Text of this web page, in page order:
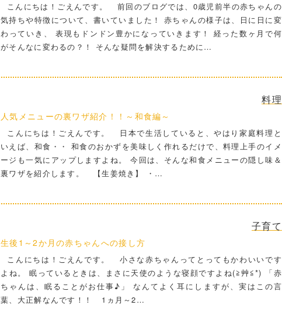
こんにちは！ごえんです。 前回のブログでは、0歳児前半の赤ちゃんの
気持ちや特徴について、書いていました！ 赤ちゃんの様子は、日に日に変
わっていき、 表現もドンドン豊かになっていきます！ 経った数ヶ月で何
がそんなに変わるの？！ そんな疑問を解決するために…
料理
人気メニューの裏ワザ紹介！！～和食編～
こんにちは！ごえんです。 日本で生活していると、やはり家庭料理と
いえば、和食・・ 和食のおかずを美味しく作れるだけで、料理上手のイメ
ージも一気にアップしますよね。 今回は、そんな和食メニューの隠し味＆
裏ワザを紹介します。 【生姜焼き】 ・…
子育て
生後1～2か月の赤ちゃんへの接し方
こんにちは！ごえんです。 小さな赤ちゃんってとってもかわいいです
よね。 眠っているときは、まさに天使のような寝顔ですよね(≧艸≦*) 「赤
ちゃんは、眠ることがお仕事♪」 なんてよく耳にしますが、実はこの言
葉、大正解なんです！！ 1ヵ月～2…